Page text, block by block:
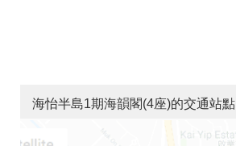
海怡半島1期海韻閣(4座)的交通站點